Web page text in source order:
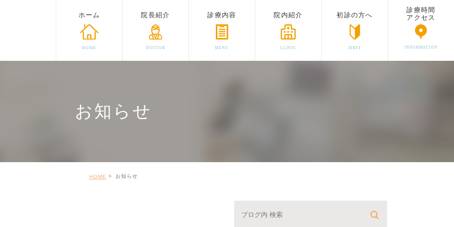
ホーム
HOME
院長紹介
DOCTOR
診療内容
MENU
院内紹介
CLINIC
初診の方へ
FIRST
診療時間
アクセス
INFORMATION
お知らせ
HOME お知らせ